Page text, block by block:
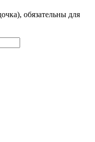
обязательны для